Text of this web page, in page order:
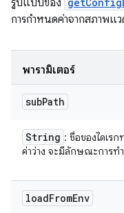
รูปแบบของ
การกำหนดค่าจากสภาพแ
พารามิเตอร์
subPath
String : ชื่อของไดเร
ค่าว่าง จะมีลักษณะการท
loadFromEnv